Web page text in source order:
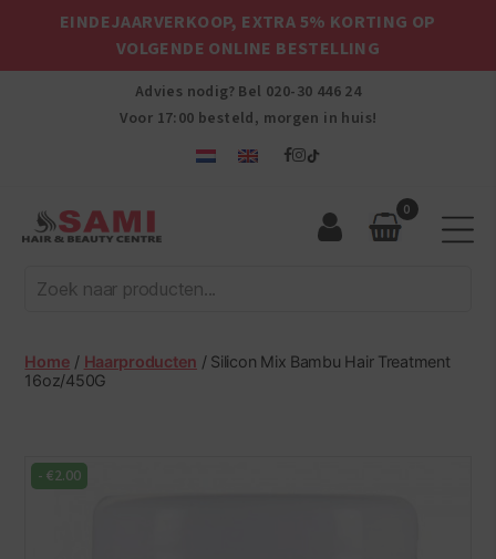
EINDEJAARVERKOOP, EXTRA 5% KORTING OP
VOLGENDE ONLINE BESTELLING
Advies nodig? Bel 020-30 446 24
Voor 17:00 besteld, morgen in huis!
Afro
Hair
Beauty
Centre
0
Home / Haarproducten / Silicon Mix Bambu Hair Treatment
16oz/450G
-€2.00